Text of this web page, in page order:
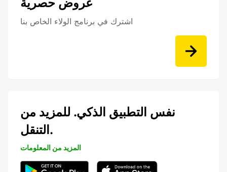
اشترك في برنامج الولاء الخاص بنا
نفس التطبيق الذكي. للمزيد من
التنقل.
المزيد من المعلومات